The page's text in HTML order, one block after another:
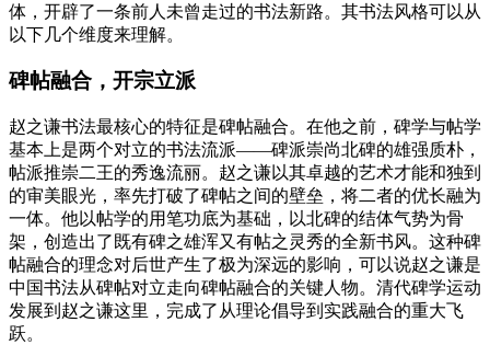
体，开辟了一条前人未曾走过的书法新路。其书法风格可以从
以下几个维度来理解。
碑帖融合，开宗立派
赵之谦书法最核心的特征是碑帖融合。在他之前，碑学与帖学
基本上是两个对立的书法流派——碑派崇尚北碑的雄强质朴，
帖派推崇二王的秀逸流丽。赵之谦以其卓越的艺术才能和独到
的审美眼光，率先打破了碑帖之间的壁垒，将二者的优长融为
一体。他以帖学的用笔功底为基础，以北碑的结体气势为骨
架，创造出了既有碑之雄浑又有帖之灵秀的全新书风。这种碑
帖融合的理念对后世产生了极为深远的影响，可以说赵之谦是
中国书法从碑帖对立走向碑帖融合的关键人物。清代碑学运动
发展到赵之谦这里，完成了从理论倡导到实践融合的重大飞
跃。